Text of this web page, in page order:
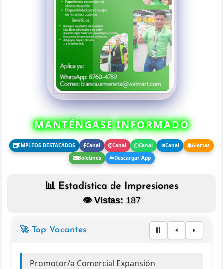
MANTÉNGASE INFORMADO
EMPLEOS DESTACADOS Canal Canal Canal Canal
Alertas
Boletines
Descargar App
📊 Estadística de Impresiones
👁️ Vistas:187
🚀 Top Vacantes
Promotor/a Comercial Expansión